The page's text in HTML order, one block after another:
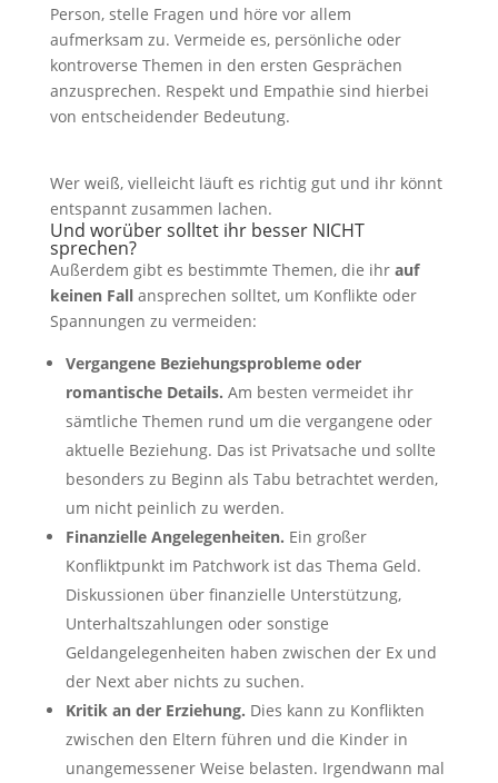
Person, stelle Fragen und höre vor allem
aufmerksam zu. Vermeide es, persönliche oder
kontroverse Themen in den ersten Gesprächen
anzusprechen. Respekt und Empathie sind hierbei
von entscheidender Bedeutung.
Wer weiß, vielleicht läuft es richtig gut und ihr könnt
entspannt zusammen lachen.
Und worüber solltet ihr besser NICHT
sprechen?
Außerdem gibt es bestimmte Themen, die ihr auf
keinen Fallansprechen solltet, um Konflikte oder
Spannungen zu vermeiden:
Vergangene Beziehungsprobleme oder
romantische Details. Am besten vermeidet ihr
sämtliche Themen rund um die vergangene oder
aktuelle Beziehung. Das ist Privatsache und sollte
besonders zu Beginn als Tabu betrachtet werden,
um nicht peinlich zu werden.
Finanzielle Angelegenheiten. Ein großer
Konfliktpunkt im Patchwork ist das Thema Geld.
Diskussionen über finanzielle Unterstützung,
Unterhaltszahlungen oder sonstige
Geldangelegenheiten haben zwischen der Ex und
der Next aber nichts zu suchen.
Kritik an der Erziehung. Dies kann zu Konflikten
zwischen den Eltern führen und die Kinder in
unangemessener Weise belasten. Irgendwann mal